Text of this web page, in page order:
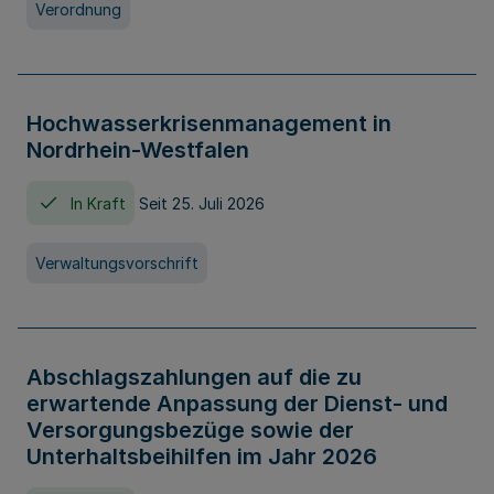
Verordnung
Hochwasserkrisenmanagement in
Nordrhein-Westfalen
In Kraft Seit 25. Juli 2026
Verwaltungsvorschrift
Abschlagszahlungen auf die zu
erwartende Anpassung der Dienst- und
Versorgungsbezüge sowie der
Unterhaltsbeihilfen im Jahr 2026